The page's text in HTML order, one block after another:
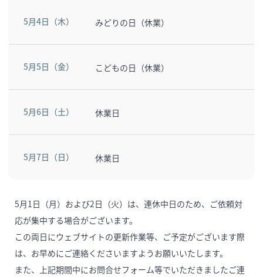
5月4日（木） みどりの日（休業）
5月5日（金） こどもの日（休業）
5月6日（土） 休業日
5月7日（日） 休業日
5月1日（月）および2日（火）は、連休中日のため、ご依頼対
応が集中する場合がございます。
この両日にウェブサイトの更新作業等、ご予定がございます際
は、お早めにご連絡くださいますようお願いいたします。
また、上記期間中にお問合せフォーム等でいただきましたご連